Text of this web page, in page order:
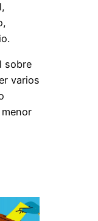
sobre
varios